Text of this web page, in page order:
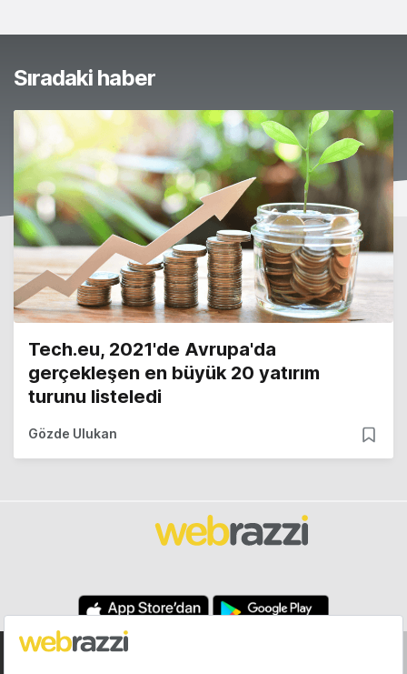
Sıradaki haber
Tech.eu, 2021'de Avrupa'da
gerçekleşen en büyük 20 yatırım
turunu listeledi
Gözde Ulukan